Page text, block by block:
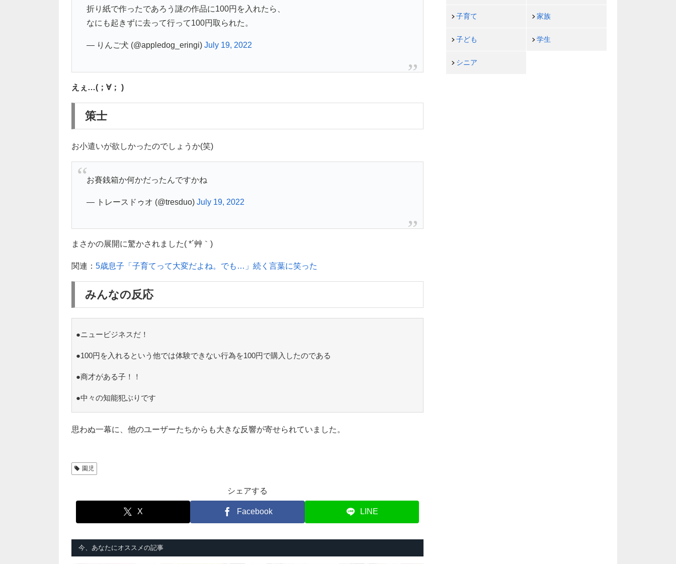
折り紙で作ったであろう謎の作品に100円を入れたら、
なにも起きずに去って行って100円取られた。
— りんご犬 (@appledog_eringi) July 19, 2022
えぇ…(；∀； )
策士
お小遣いが欲しかったのでしょうか(笑)
お賽銭箱か何かだったんですかね
— トレースドゥオ (@tresduo) July 19, 2022
まさかの展開に驚かされました( *´艸｀)
関連： 5歳息子「子育てって大変だよね。でも…」続く言葉に笑った
みんなの反応
●ニュービジネスだ！
●100円を入れるという他では体験できない行為を100円で購入したのである
●商才がある子！！
●中々の知能犯ぶりです
思わぬ一幕に、他のユーザーたちからも大きな反響が寄せられていました。
園児
シェアする
X Facebook LINE
今、あなたにオススメの記事
子育て 家族
子ども 学生
シニア